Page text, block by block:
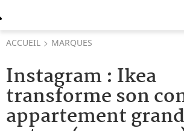
ACCUEIL MARQUES
Instagram : Ikea
transforme son
appartement